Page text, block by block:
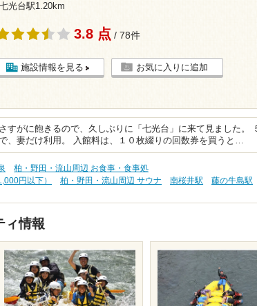
七光台駅1.20km
3.8 点 / 78件
施設情報を見る お気に入りに追加
すがに飽きるので、久しぶりに「七光台」に来て見ました。
、妻だけ利用。 入館料は、１０枚綴りの回数券を買うと…
柏・野田・流山周辺 お食事・食事処
円以下）
柏・野田・流山周辺 サウナ 南桜井駅
藤の牛島駅
ィ情報